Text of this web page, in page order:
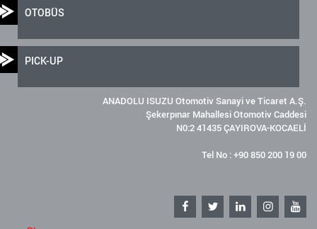
OTOBÜS
PICK-UP
ANADOLU ISUZU Otomotiv Sanayi ve Ticaret A.Ş.
Şekerpınar Mahallesi Otomotiv Caddesi
N0:2 41435 ÇAYIROVA-KOCAELİ
Tel No : +90 850 200 19 00